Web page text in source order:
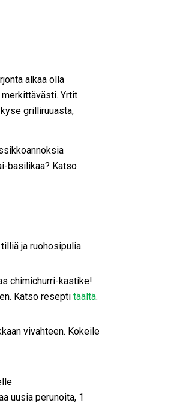
alkaa olla
Yrtit
grilliruuasta,
basilikaa? Katso
ja ruohosipulia.
chimichurri-kastike!
Katso resepti täältä.
vivahteen. Kokeile
uusia perunoita, 1